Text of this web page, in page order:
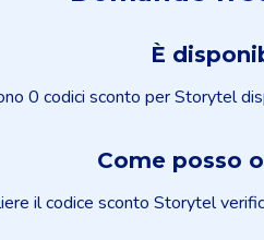
È
0 codici sconto per Storytel
Come posso
il codice sconto Storytel